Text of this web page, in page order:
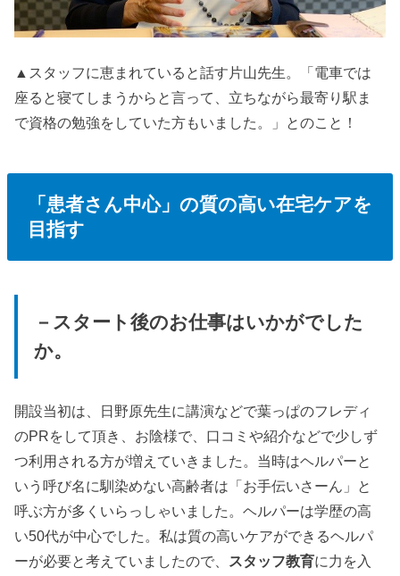
▲スタッフに恵まれていると話す片山先生。「電車では
座ると寝てしまうからと言って、立ちながら最寄り駅ま
で資格の勉強をしていた方もいました。」とのこと！
「患者さん中心」の質の高い在宅ケアを
目指す
－スタート後のお仕事はいかがでした
か。
開設当初は、日野原先生に講演などで葉っぱのフレディ
のPRをして頂き、お陰様で、口コミや紹介などで少しず
つ利用される方が増えていきました。当時はヘルパーと
いう呼び名に馴染めない高齢者は「お手伝いさーん」と
呼ぶ方が多くいらっしゃいました。ヘルパーは学歴の高
い50代が中心でした。私は質の高いケアができるヘルパ
ーが必要と考えていましたので、 スタッフ教育に力を入